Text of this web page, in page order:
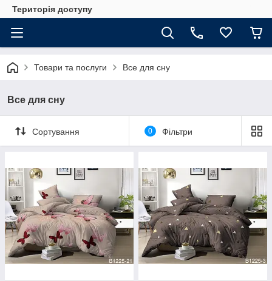
Територія доступу
Товари та послуги Все для сну
Все для сну
Сортування 0 Фільтри